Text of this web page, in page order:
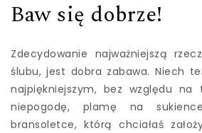
Baw się dobrze!
Zdecydowanie najważniejszą
ślubu, jest dobra zabawa. Niech
najpiękniejszym, bez względu
niepogodę, plamę na
bransoletce, którą chciałaś